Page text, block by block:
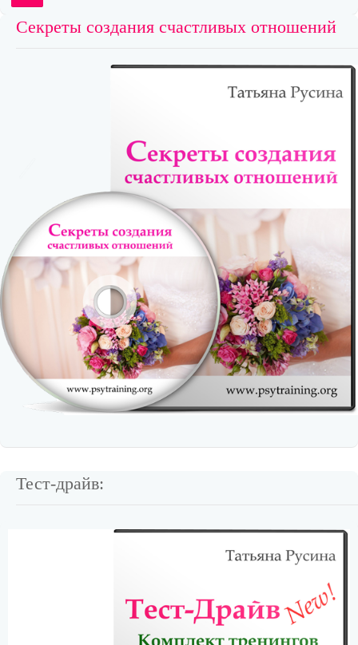
Секреты создания счастливых отношений
Тест-драйв: